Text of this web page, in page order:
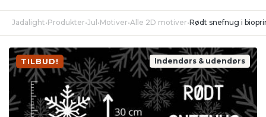
Jadalight•Produkter•Jul •Motiver•Alle 2D motiver•Rødt snefnug i
Indendørs & udendørs
TILBUD!